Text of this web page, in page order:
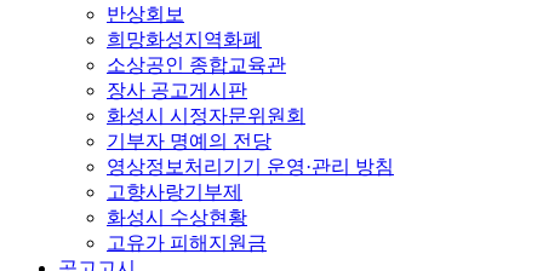
반상회보
희망화성지역화폐
소상공인 종합교육관
장사 공고게시판
화성시 시정자문위원회
기부자 명예의 전당
영상정보처리기기 운영·관리 방침
고향사랑기부제
화성시 수상현황
고유가 피해지원금